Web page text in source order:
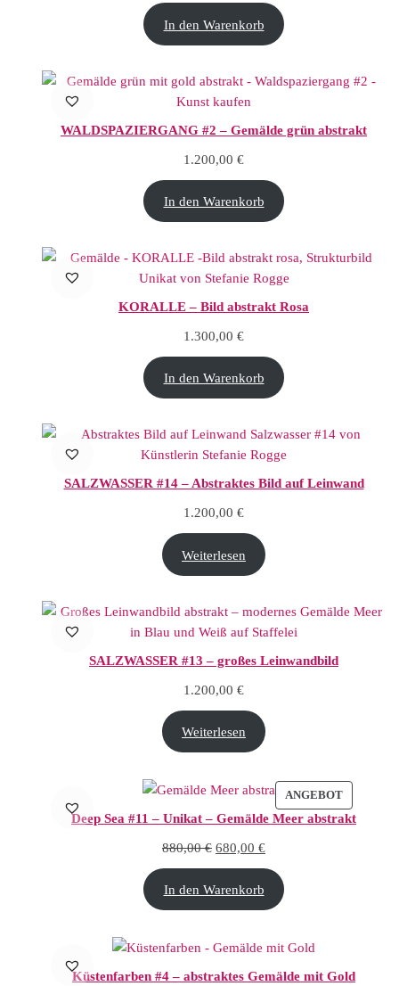
In den Warenkorb
WALDSPAZIERGANG #2 – Gemälde grün abstrakt
1.200,00 €
In den Warenkorb
KORALLE – Bild abstrakt Rosa
1.300,00 €
In den Warenkorb
SALZWASSER #14 – Abstraktes Bild auf Leinwand
1.200,00 €
Weiterlesen
SALZWASSER #13 – großes Leinwandbild
1.200,00 €
Weiterlesen
ANGEBOT
Deep Sea #11 – Unikat – Gemälde Meer abstrakt
880,00€ Ursprünglicher Preis war:
680,00 €
In den Warenkorb
Küstenfarben #4 – abstraktes Gemälde mit Gold